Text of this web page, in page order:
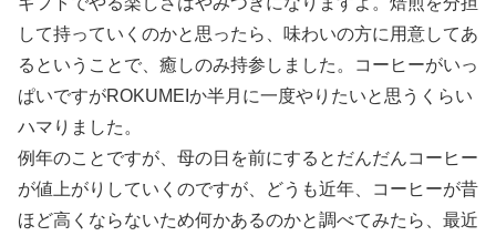
して持っていくのかと思ったら、味わいの方に用意してあ
るということで、癒しのみ持参しました。コーヒーがいっ
ぱいですがROKUMEIか半月に一度やりたいと思うくらい
ハマりました。
例年のことですが、母の日を前にするとだんだんコーヒー
が値上がりしていくのですが、どうも近年、コーヒーが昔
ほど高くならないため何かあるのかと調べてみたら、最近